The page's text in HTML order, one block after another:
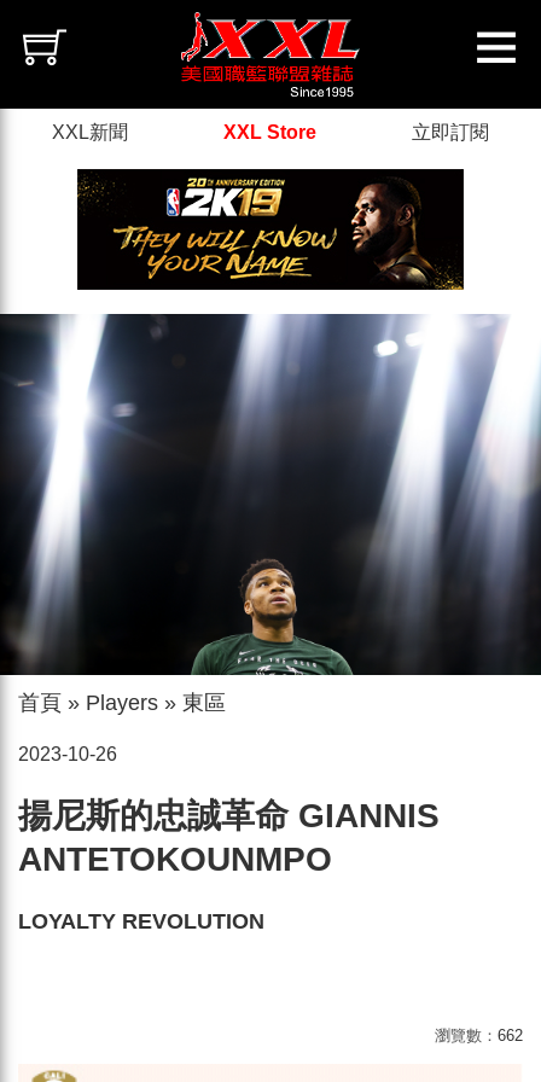
XXL新聞 XXL Store 立即訂閱
首頁 » Players » 東區
2023-10-26
揚尼斯的忠誠革命 GIANNIS
ANTETOKOUNMPO
LOYALTY REVOLUTION
瀏覽數： 662